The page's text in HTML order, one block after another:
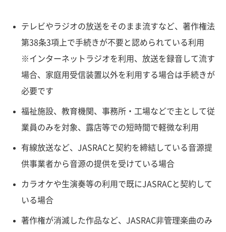
テレビやラジオの放送をそのまま流すなど、著作権法
第38条3項上で手続きが不要と認められている利用
※インターネットラジオを利用、放送を録音して流す
場合、家庭用受信装置以外を利用する場合は手続きが
必要です
福祉施設、教育機関、事務所・工場などで主として従
業員のみを対象、露店等での短時間で軽微な利用
有線放送など、JASRACと契約を締結している音源提
供事業者から音源の提供を受けている場合
カラオケや生演奏等の利用で既にJASRACと契約して
いる場合
著作権が消滅した作品など、JASRAC非管理楽曲のみ